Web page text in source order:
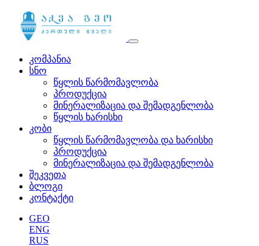
კომპანია
სნო
წყლის წარმომავლობა
პროდუქცია
მინერალიზაცია და შემადგენლობა
წყლის ხარისხი
კობი
წყლის წარმომავლობა და ხარისხი
პროდუქცია
მინერალიზაცია და შემადგენლობა
შეკვეთა
ბლოგი
კონტაქტი
GEO
ENG
RUS